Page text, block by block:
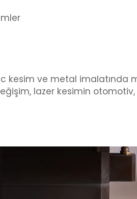
kesim ve metal
lazer kesimin